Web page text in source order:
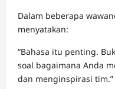
Dalam beberapa
menyatakan:
“Bahasa itu penting.
soal bagaimana Anda
dan menginspirasi tim.”